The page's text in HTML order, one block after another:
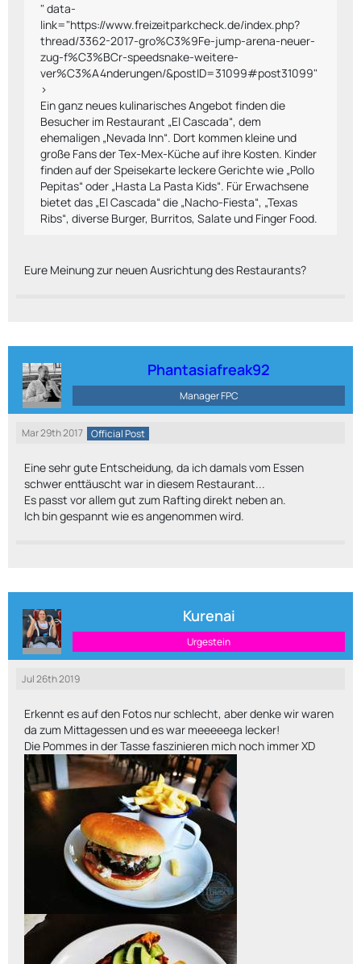
" data-
link="https://www.freizeitparkcheck.de/index.php?
thread/3362-2017-gro%C3%9Fe-jump-arena-neuer-
zug-f%C3%BCr-speedsnake-weitere-
ver%C3%A4nderungen/&postID=31099#post31099"
>
Ein ganz neues kulinarisches Angebot finden die
Besucher im Restaurant „El Cascada“, dem
ehemaligen „Nevada Inn“. Dort kommen kleine und
große Fans der Tex-Mex-Küche auf ihre Kosten. Kinder
finden auf der Speisekarte leckere Gerichte wie „Pollo
Pepitas“ oder „Hasta La Pasta Kids“. Für Erwachsene
bietet das „El Cascada“ die „Nacho-Fiesta“, „Texas
Ribs“, diverse Burger, Burritos, Salate und Finger Food.
Eure Meinung zur neuen Ausrichtung des Restaurants?
Phantasiafreak92
Manager FPC
Mar 29th 2017 Official Post
Eine sehr gute Entscheidung, da ich damals vom Essen
schwer enttäuscht war in diesem Restaurant...
Es passt vor allem gut zum Rafting direkt neben an.
Ich bin gespannt wie es angenommen wird.
Kurenai
Urgestein
Jul 26th 2019
Erkennt es auf den Fotos nur schlecht, aber denke wir waren
da zum Mittagessen und es war meeeeega lecker!
Die Pommes in der Tasse faszinieren mich noch immer XD